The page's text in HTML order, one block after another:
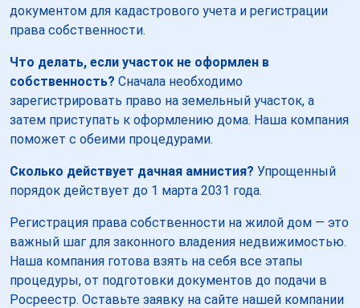
документом для кадастрового учета и регистрации
права собственности.
Что делать, если участок не оформлен в
собственность? Сначала необходимо
зарегистрировать право на земельный участок, а
затем приступать к оформлению дома. Наша компания
поможет с обеими процедурами.
Сколько действует дачная амнистия? Упрощенный
порядок действует до 1 марта 2031 года.
Регистрация права собственности на жилой дом — это
важный шаг для законного владения недвижимостью.
Наша компания готова взять на себя все этапы
процедуры, от подготовки документов до подачи в
Росреестр. Оставьте заявку на сайте нашей компании